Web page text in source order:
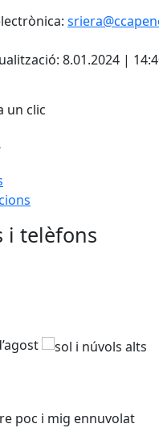
8.01.2024 |
un clic
i telèfons